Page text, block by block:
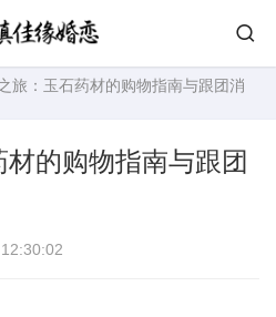
旅：玉石药材的购物指南与跟团消
的购物指南与跟团